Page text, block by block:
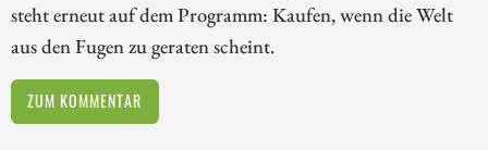
steht erneut auf dem Programm: Kaufen, wenn die Welt
aus den Fugen zu geraten scheint.
ZUM KOMMENTAR